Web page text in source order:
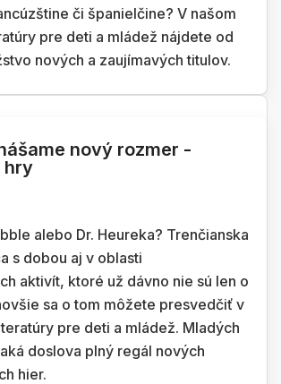
či španielčine? V našom
pre deti a mládež nájdete od
nových a zaujímavých titulov.
nový rozmer -
hry
alebo Dr. Heureka? Trenčianska
s dobou aj v oblasti
aktivít, ktoré už dávno nie sú len o
sa o tom môžete presvedčiť v
pre deti a mládež. Mladých
doslova plný regál nových
hier.